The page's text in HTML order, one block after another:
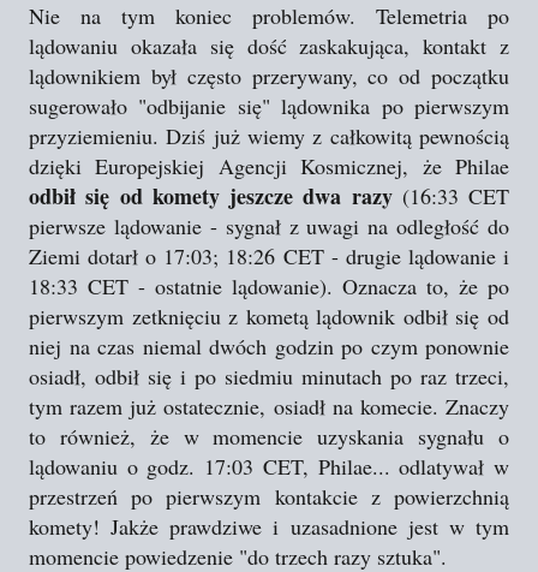
Nie na tym koniec problemów. Telemetria po
lądowaniu okazała się dość zaskakująca, kontakt z
lądownikiem był często przerywany, co od początku
sugerowało "odbijanie się" lądownika po pierwszym
przyziemieniu. Dziś już wiemy z całkowitą pewnością
dzięki Europejskiej Agencji Kosmicznej, że Philae
odbił się od komety jeszcze dwa razy(16:33 CET
pierwsze lądowanie - sygnał z uwagi na odległość do
Ziemi dotarł o 17:03; 18:26 CET - drugie lądowanie i
18:33 CET - ostatnie lądowanie). Oznacza to, że po
pierwszym zetknięciu z kometą lądownik odbił się od
niej na czas niemal dwóch godzin po czym ponownie
osiadł, odbił się i po siedmiu minutach po raz trzeci,
tym razem już ostatecznie, osiadł na komecie. Znaczy
to również, że w momencie uzyskania sygnału o
lądowaniu o godz. 17:03 CET, Philae... odlatywał w
przestrzeń po pierwszym kontakcie z powierzchnią
komety! Jakże prawdziwe i uzasadnione jest w tym
momencie powiedzenie "do trzech razy sztuka".